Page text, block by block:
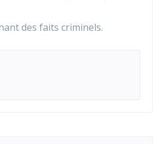
des faits criminels.